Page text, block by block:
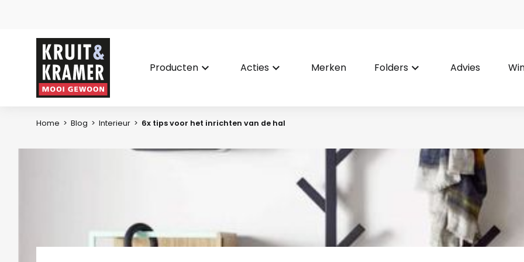
Producten keyboard_arrow_down Acties keyboard_arrow_down Merken Folders keyboard_arrow_down Advies
Home > Blog > Interieur > 6x tips voor het inrichten van de hal